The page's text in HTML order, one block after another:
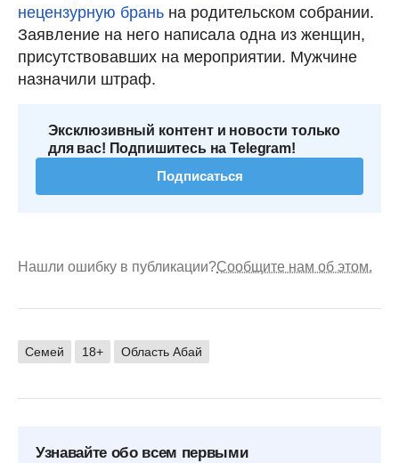
нецензурную брань на родительском собрании.
Заявление на него написала одна из женщин,
присутствовавших на мероприятии. Мужчине
назначили штраф.
Эксклюзивный контент и новости только
для вас! Подпишитесь на Telegram!
Подписаться
Нашли ошибку в публикации?Сообщите нам об этом.
Семей 18+ Область Абай
Узнавайте обо всем первыми